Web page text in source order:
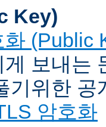
Key)
(Public
보내는
기위한 공
암호화